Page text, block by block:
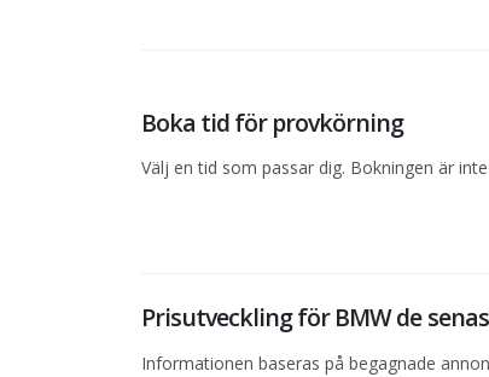
Boka tid för provkörning
Välj en tid som passar dig. Bokningen är
Prisutveckling för BMW de
Informationen baseras på begagnade